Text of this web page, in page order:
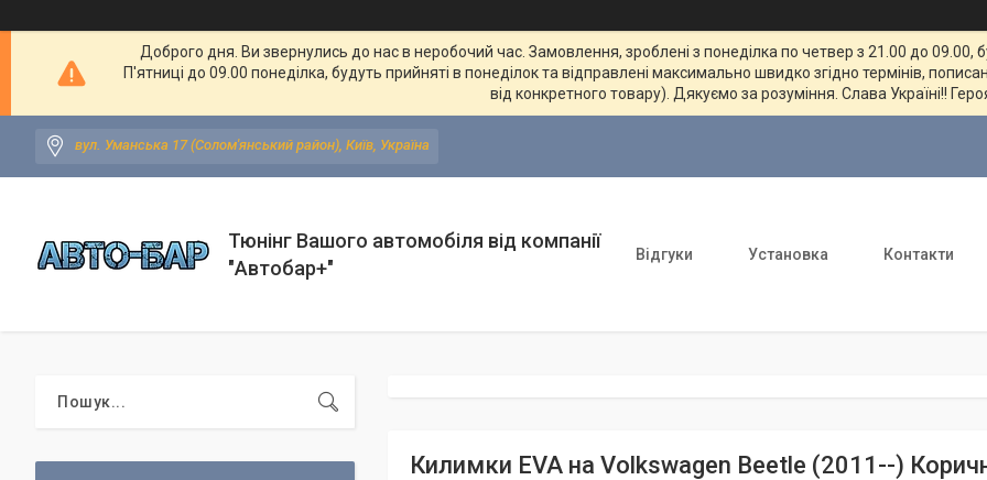
Доброго дня. Ви звернулись до нас в неробочий час. Замовлення, зроблені з понеділка по четвер з 21.00 до 09.00,
П'ятниці до 09.00 понеділка, будуть прийняті в понеділок та відправлені максимально швидко згідно термінів,
від конкретного товару). Дякуємо за розуміння. Слава Україні!!
вул. Уманська 17 (Солом'янський район), Київ, Україна
Тюнінг Вашого автомобіля від компанії
"Автобар+"
Відгуки Установка Контакти
Килимки EVA на Volkswagen Beetle (2011--)